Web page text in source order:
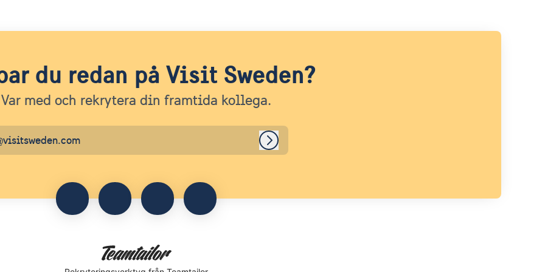
du redan på Visit Sweden?
Var med och rekrytera din framtida kollega.
Logga in